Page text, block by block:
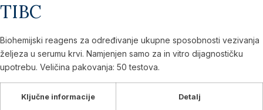
TIBC
Biohemijski reagens za određivanje ukupne sposobnosti vezivanja
željeza u serumu krvi. Namjenjen samo za in vitro dijagnostičku
upotrebu. Veličina pakovanja: 50 testova.
Ključne informacije Detalj